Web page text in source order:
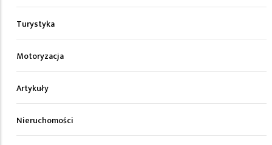
Turystyka
Motoryzacja
Artykuły
Nieruchomości